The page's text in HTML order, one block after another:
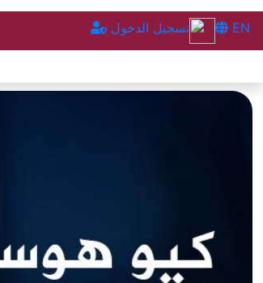
تسجيل الدخول EN